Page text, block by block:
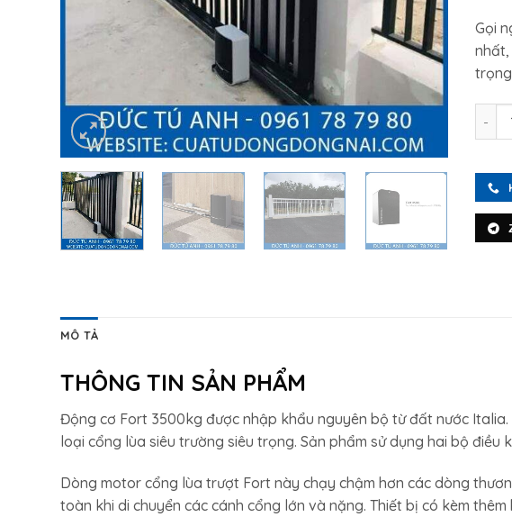
Gọi
nhất,
MÔ TẢ
THÔNG TIN SẢN PHẨM
Động cơ Fort 3500kg được nhập khẩu nguyên bộ từ đất nước
loại cổng lùa siêu trường siêu trọng. Sản phẩm sử dụng hai bộ điều
Dòng motor cổng lùa trượt Fort này chạy chậm hơn các dòng
toàn khi di chuyển các cánh cổng lớn và nặng. Thiết bị có kèm